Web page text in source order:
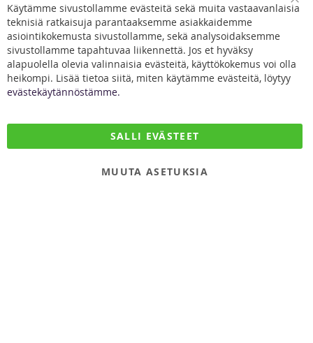
Dataskydd
Kontakta oss
Facebook
DiivaDog & Co.
Kirjurintie 16
Finland
Käytämme sivustollamme evästeitä sekä muita vastaavanlaisia
teknisiä ratkaisuja parantaaksemme asiakkaidemme
asiointikokemusta sivustollamme, sekä analysoidaksemme
sivustollamme tapahtuvaa liikennettä. Jos et hyväksy
alapuolella olevia valinnaisia evästeitä, käyttökokemus voi olla
heikompi. Lisää tietoa siitä, miten käytämme evästeitä, löytyy
evästekäytännöstämme.
SALLI EVÄSTEET
MUUTA ASETUKSIA